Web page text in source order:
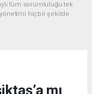
tüm sorumluluğu tek
yönetimi hiçbir şekilde
mı